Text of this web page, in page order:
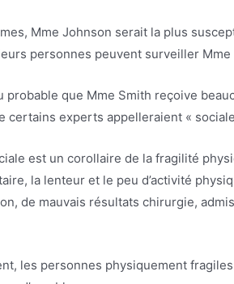
Mme Johnson serait la plus
personnes peuvent surveiller
probable que Mme Smith reçoive
certains experts appelleraient «
est un corollaire de la fragilité
la lenteur et le peu d’activité
de mauvais résultats chirurgie,
les personnes physiquement